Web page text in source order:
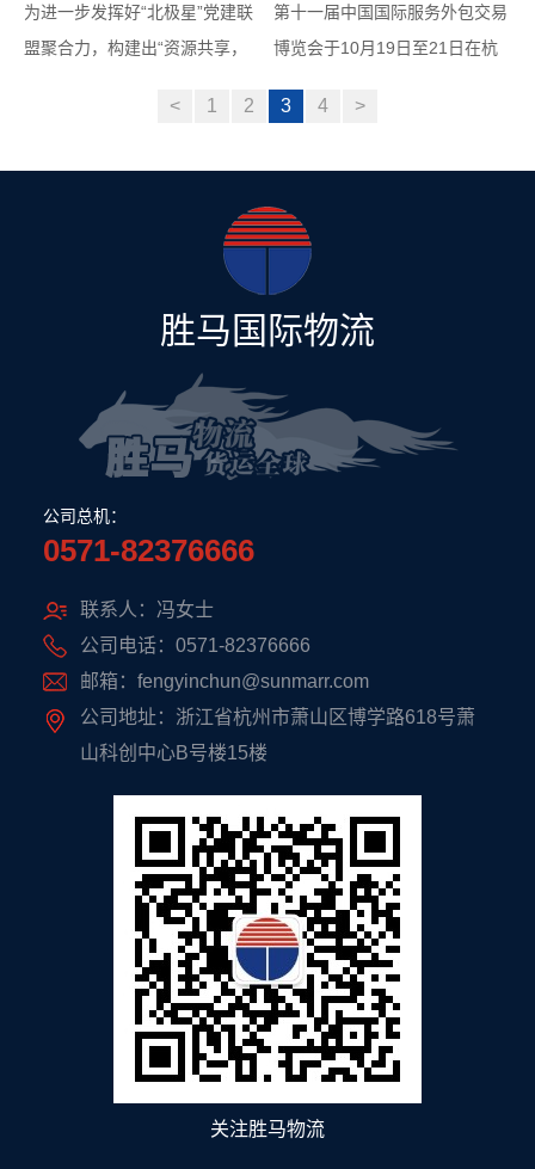
为进一步发挥好“北极星”党建联
盟聚合力，构建出“资源共享，
局。11月17日上午，北干街道
万象汇举行了北干街道第二届最
第十一届中国国际服务外包交易
博览会于10月19日至21日在杭
动，国际服务外包发展论坛于10
公司作为参会单位，荣获了“杭
< 1 2 3 4 >
胜马国际物流
公司总机：
0571-82376666
联系人：冯女士
公司电话：0571-82376666
邮箱：fengyinchun@sunmarr.com
公司地址：浙江省杭州市萧山区博学路618号萧
山科创中心B号楼15楼
关注胜马物流